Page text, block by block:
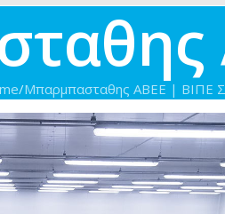
/Μπαρμπασταθης ΑΒΕΕ | ΒΙΠΕ